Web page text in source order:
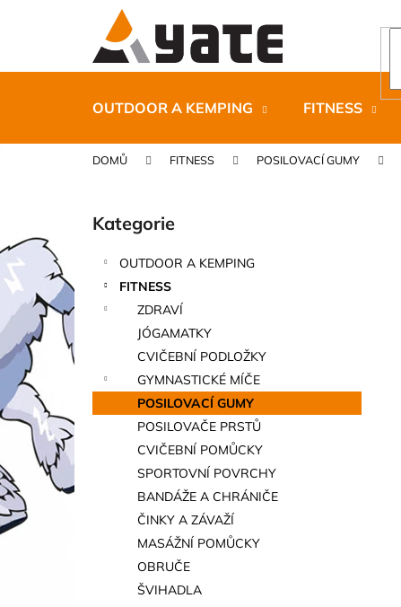
OUTDOOR A KEMPING FITNESS
DOMŮ FITNESS POSILOVACÍ GUMY
r
a
n
a
n
e
l
Přeskočit
kategorie
Kategorie
OUTDOOR A KEMPING
FITNESS
ZDRAVÍ
JÓGAMATKY
CVIČEBNÍ PODLOŽKY
GYMNASTICKÉ MÍČE
POSILOVACÍ GUMY
POSILOVAČE PRSTŮ
CVIČEBNÍ POMŮCKY
SPORTOVNÍ POVRCHY
BANDÁŽE A CHRÁNIČE
ČINKY A ZÁVAŽÍ
MASÁŽNÍ POMŮCKY
OBRUČE
ŠVIHADLA
í
do
do
CARNOSPORT GEL 100 ML
899 Kč